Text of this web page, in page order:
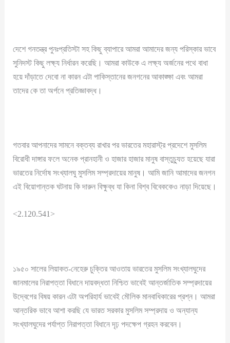
দেশে গনতন্ত্র পুনঃপ্রতিস্টা সহ কিছু ব্যাপারে আমরা আমাদের জন্য পরিস্কার ভাবে
সুনিদস্ট কিছু লক্ষ্য নির্ধারন করেছি। আমরা কাউকে এ লক্ষ্য অর্জনের পথে বাধা
হয়ে দাঁড়াতে দেবো না কারন এটা পাকিস্তানের জনগনের আকাঙ্ক্ষা এবং আমরা
তাদের কে তা অর্পনে প্রতিজ্ঞাবদ্ধ।
গতবার আপনাদের সামনে বক্তব্য রাখার পর ভারতের মহারাস্ট্র প্রদেশে মুসলিম
বিরোধী দাঙ্গার ফলে অনেক প্রানহানী ও হাজার হাজার মানুষ বাস্তুচ্যুত হয়েছে যারা
ভারতের নির্দোষ সংখ্যালঘু মুসলিম সম্প্রদায়ের মানুষ। আমি জানি আমাদের জনগন
এই বিয়োগান্তক ঘটনায় কি দারুন বিক্ষুব্ধ যা কিনা বিশ্ব বিবেককেও নাড়া দিয়েছে।
<2.120.541>
১৯৫০ সালের লিয়াকত-নেহেরু চুক্তির আওতায় ভারতের মুসলিম সংখ্যালঘুদের
জানমালের নিরাপত্তা বিধানে দায়বদ্ধতা নিশ্চিত ভাবেই আন্তর্জাতিক সম্প্রদায়ের
উদ্বেগের বিষয় কারন এটা অপরিহার্য ভাবেই মৌলিক মানবাধিকারের প্রশ্ন। আমরা
আন্তরিক ভাবে আশা করছি যে ভারত সরকার মুসলিম সম্প্রদায় ও অন্যান্য
সংখ্যালঘুদের পর্যাপ্ত নিরাপত্তা বিধানে দৃঢ় পদক্ষেপ গ্রহন করবেন।